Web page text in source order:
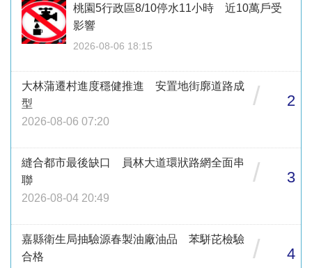
桃園5行政區8/10停水11小時 近10萬戶受
影響
2026-08-06 18:15
大林蒲遷村進度穩健推進 安置地街廓道路成
型
2026-08-06 07:20
/ 2
縫合都市最後缺口 員林大道環狀路網全面串
聯
2026-08-04 20:49
/ 3
嘉縣衛生局抽驗源春製油廠油品 苯駢芘檢驗
合格
/ 4